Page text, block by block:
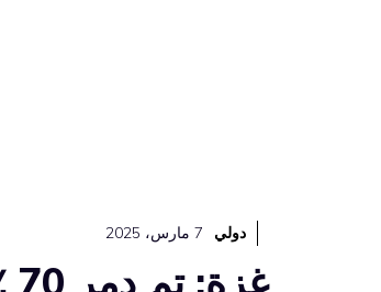
دولي 7 مارس، 2025